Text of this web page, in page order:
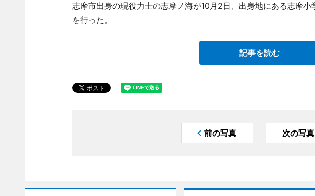
志摩市出身の現役力士の志摩ノ海が10月2日、出身地にある志摩
を行った。
記事を読む
前の写真 次の写真